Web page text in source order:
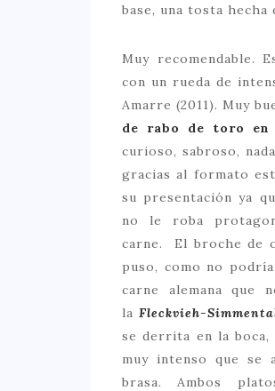
base, una tosta hecha
Muy recomendable.
con un rueda de
Amarre (2011). Muy
de rabo de toro en
curioso, sabroso,
gracias al formato
su presentación ya
no le roba
carne. El broche de
puso, como no
carne alemana que
la Fleckvieh-
se derrita en la boca,
muy intenso que se
brasa. Ambos